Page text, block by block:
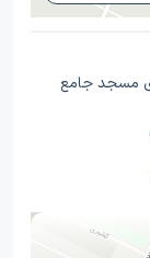
مسجد جامع